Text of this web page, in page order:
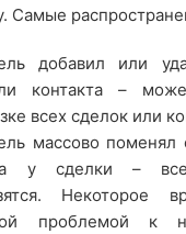
Самые
добавил или
контакта –
всех сделок или
массово поменял
у сделки –
Некоторое
проблемой к